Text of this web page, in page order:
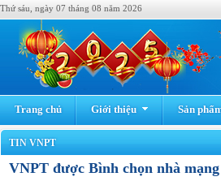
Thứ sáu, ngày 07 tháng 08 năm 2026
Trang chủ Giới thiệu Sản
TIN VNPT
VNPT được Bình chọn nhà